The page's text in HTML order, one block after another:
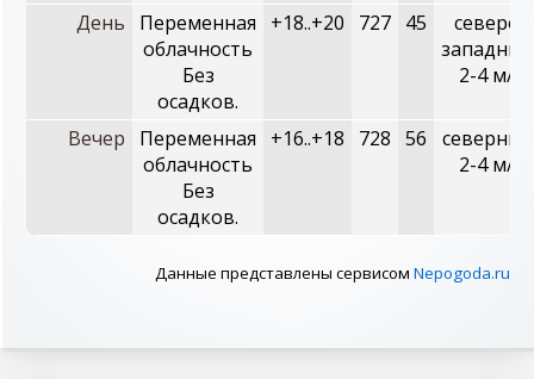
День
Переменная
облачность
Без
осадков.
+18..+20 727 45
северо-
2-4 м/с
Вечер
Переменная
облачность
Без
осадков.
+16..+18 728 56
2-4 м/с
Данные представлены сервисом Nepogoda.ru